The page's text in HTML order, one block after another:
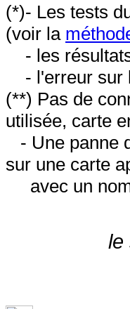
(*)- Les tests
(voir la
- les
- l'erreur sur
(**) Pas de
utilisée, carte
- Une panne
sur une carte
avec un
le